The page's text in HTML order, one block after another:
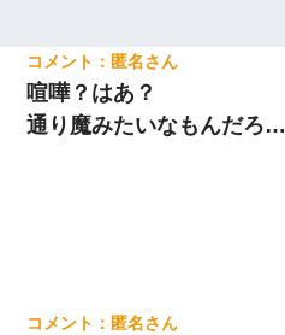
匿名
喧嘩？はあ？
通り魔みたいなもんだろ…
匿名